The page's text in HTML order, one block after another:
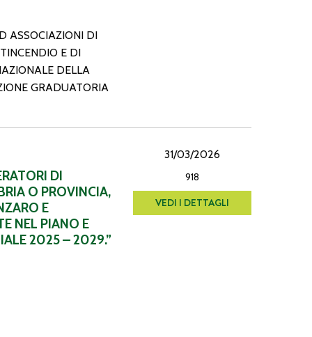
ASSOCIAZIONI DI
E DI
DELLA
GRADUATORIA
DI
O PROVINCIA,
E
NEL PIANO E
2025 – 2029.”
31/03/2026
918
VEDI I DETTAGLI